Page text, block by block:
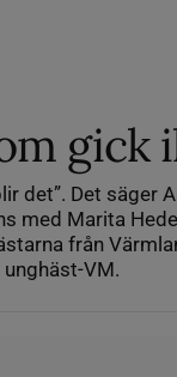
gick
det”. Det säger
med Marita
från
VM.